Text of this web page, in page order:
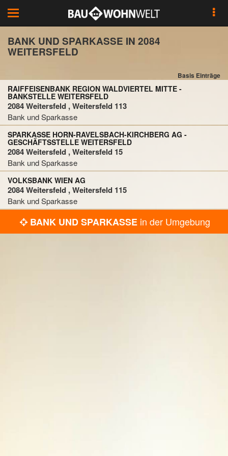
Toggle
navigation
BANK UND SPARKASSE IN 2084
WEITERSFELD
Basis Einträge
RAIFFEISENBANK REGION WALDVIERTEL MITTE -
BANKSTELLE WEITERSFELD
2084 Weitersfeld , Weitersfeld 113
Bank und Sparkasse
SPARKASSE HORN-RAVELSBACH-KIRCHBERG AG -
GESCHÄFTSSTELLE WEITERSFELD
2084 Weitersfeld , Weitersfeld 15
Bank und Sparkasse
VOLKSBANK WIEN AG
2084 Weitersfeld , Weitersfeld 115
Bank und Sparkasse
BANK UND SPARKASSE in der Umgebung